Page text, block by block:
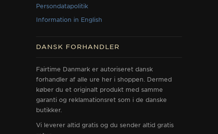
Persondatapolitik
Information in English
DANSK FORHANDLER
Fairtime Danmark er autoriseret dansk
forhandler af alle ure her i shoppen. Dermed
køber du et originalt produkt med samme
garanti og reklamationsret som i de danske
butikker.
Vi leverer altid gratis og du sender altid gratis